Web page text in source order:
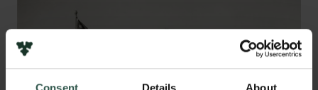
Consent Details About